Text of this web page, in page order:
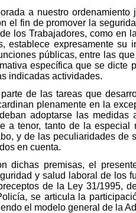
a nuestro
el fin de promover la
los Trabajadores, como en
establece expresamente
públicas, entre las
específica que se dicte
indicadas actividades.
de las tareas que
plenamente en la
adoptarse las
a tenor, tanto de la
y de las peculiaridades de
en cuenta.
dichas premisas, el
y salud laboral de los
de la Ley 31/1995,
se articula la
el modelo general de la